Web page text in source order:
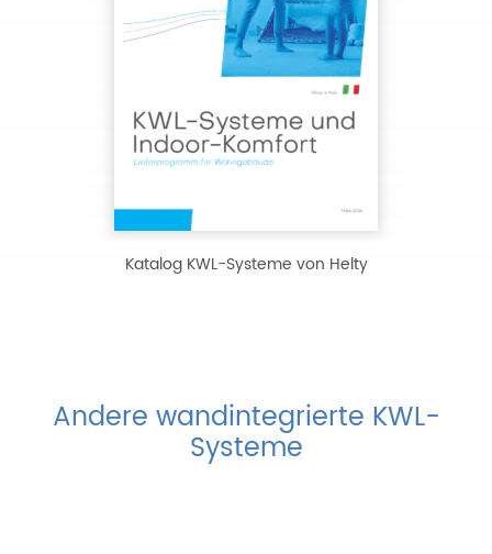
Katalog KWL-Systeme von Helty
Andere wandintegrierte KWL-
Systeme